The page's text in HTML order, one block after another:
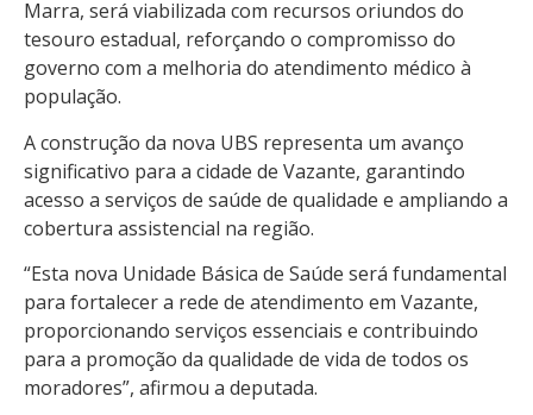
Marra, será viabilizada com recursos oriundos do
tesouro estadual, reforçando o compromisso do
governo com a melhoria do atendimento médico à
população.
A construção da nova UBS representa um avanço
significativo para a cidade de Vazante, garantindo
acesso a serviços de saúde de qualidade e ampliando a
cobertura assistencial na região.
“Esta nova Unidade Básica de Saúde será fundamental
para fortalecer a rede de atendimento em Vazante,
proporcionando serviços essenciais e contribuindo
para a promoção da qualidade de vida de todos os
moradores”, afirmou a deputada.